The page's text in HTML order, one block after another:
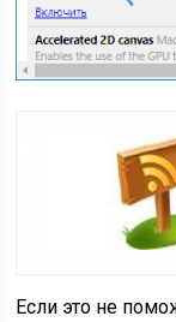
Если это не